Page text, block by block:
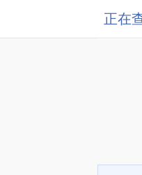
正在